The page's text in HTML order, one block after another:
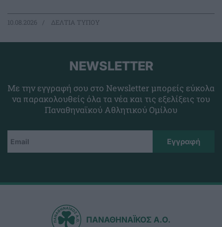
10.08.2026 ΔΕΛΤΙΑ ΤΥΠΟΥ
NEWSLETTER
Με την εγγραφή σου στο Newsletter μπορείς εύκολα
να παρακολουθείς όλα τα νέα και τις εξελίξεις του
Παναθηναϊκού Αθλητικού Ομίλου
ΠΑΝΑΘΗΝΑΪΚΟΣ Α.Ο.